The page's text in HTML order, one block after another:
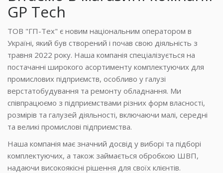
GP Tech
ТОВ "ГП-Тех" є новим національним оператором в
Україні, який був створений і почав свою діяльність з
травня 2022 року. Наша компанія спеціалізується на
постачанні широкого асортименту комплектуючих для
промислових підприємств, особливо у галузі
верстатобудування та ремонту обладнання. Ми
співпрацюємо з підприємствами різних форм власності,
розмірів та галузей діяльності, включаючи малі, середні
та великі промислові підприємства.
Наша компанія має значний досвід у виборі та підборі
комплектуючих, а також займається обробкою ШВП,
надаючи високоякісні рішення для своїх клієнтів.